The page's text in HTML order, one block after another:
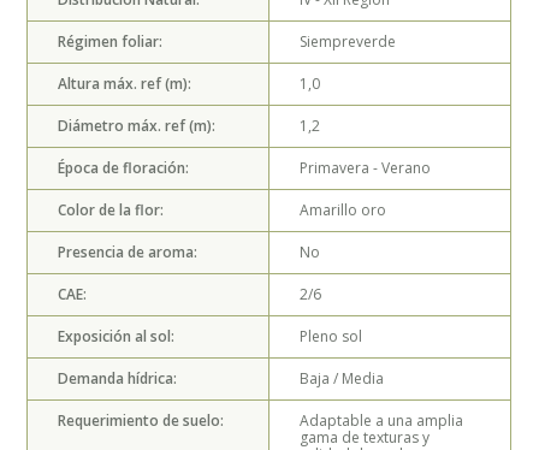
Régimen foliar: Siempreverde
Altura máx. ref (m): 1,0
Diámetro máx. ref (m): 1,2
Época de floración: Primavera - Verano
Color de la flor: Amarillo oro
Presencia de aroma: No
CAE: 2/6
Exposición al sol: Pleno sol
Demanda hídrica: Baja / Media
Requerimiento de suelo:
Adaptable a una amplia
gama de texturas y